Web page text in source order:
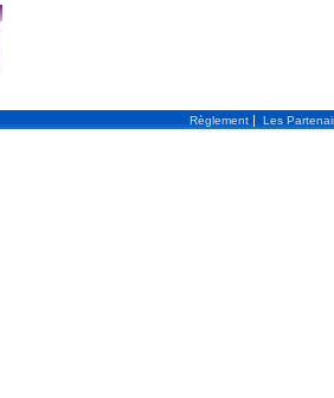
Règlement | Les